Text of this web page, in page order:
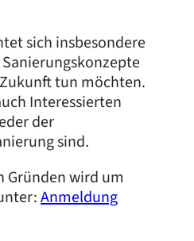
sich insbesondere
tun möchten.
Interessierten
der
sind.
Gründen wird um
Anmeldung